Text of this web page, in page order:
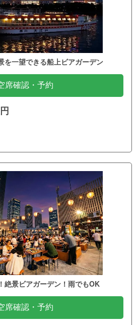
を一望できる船上ビアガーデン
席確認・予約
絶景ビアガーデン！雨でもOK
席確認・予約